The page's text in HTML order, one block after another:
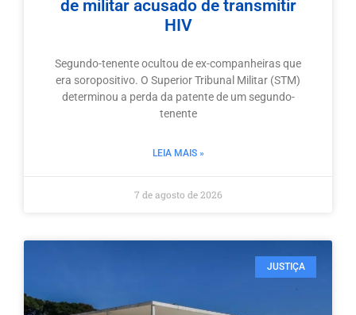
de militar acusado de transmitir
HIV
Segundo-tenente ocultou de ex-companheiras que
era soropositivo. O Superior Tribunal Militar (STM)
determinou a perda da patente de um segundo-
tenente
LEIA MAIS »
7 de agosto de 2026
JUSTIÇA